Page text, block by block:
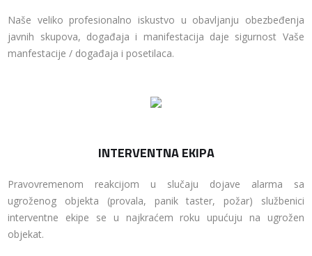
Naše veliko profesionalno iskustvo u obavljanju obezbeđenja
javnih skupova, događaja i manifestacija daje sigurnost Vaše
manfestacije / događaja i posetilaca.
INTERVENTNA EKIPA
Pravovremenom reakcijom u slučaju dojave alarma sa
ugroženog objekta (provala, panik taster, požar) službenici
interventne ekipe se u najkraćem roku upućuju na ugrožen
objekat.